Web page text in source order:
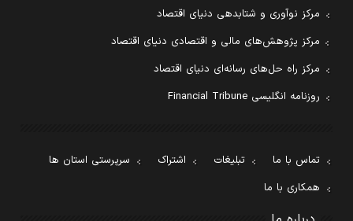
مرکز نوآوری و شتابدهی دنیای اقتصاد
مرکز پژوهش‌های مالی و اقتصادی دنیای اقتصاد
مرکز راه حل‌های رسانه‌ای دنیای اقتصاد
روزنامه انگلیسی Financial Tribune
تماس با ما تبلیغات اشتراک
سرپرستی استان ها
همکاری با ما